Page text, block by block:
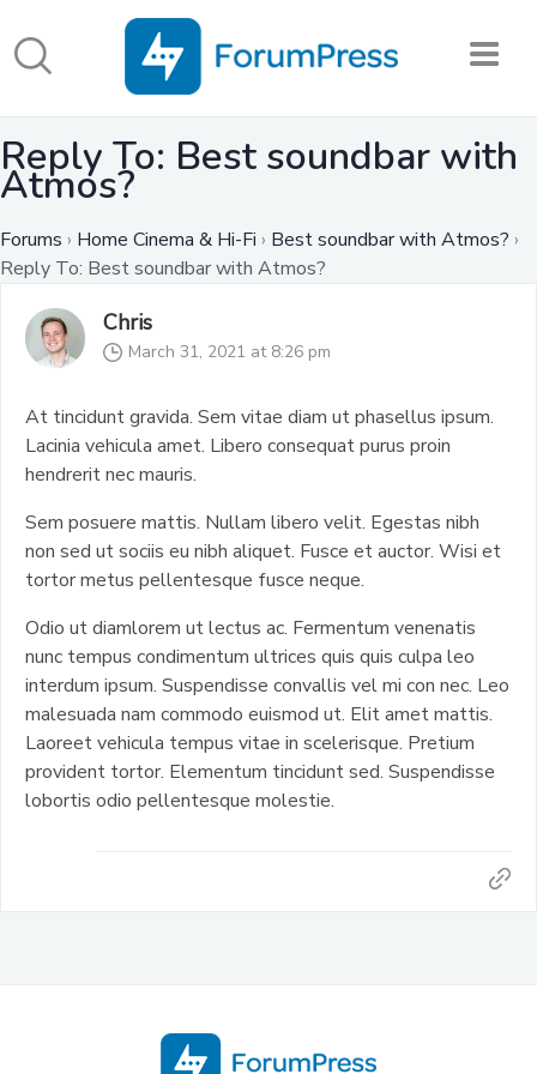
Reply To: Best soundbar with
Atmos?
Forums › Home Cinema & Hi-Fi › Best soundbar with Atmos? ›
Reply To: Best soundbar with Atmos?
Chris
March 31, 2021 at 8:26 pm
At tincidunt gravida. Sem vitae diam ut phasellus ipsum.
Lacinia vehicula amet. Libero consequat purus proin
hendrerit nec mauris.
Sem posuere mattis. Nullam libero velit. Egestas nibh
non sed ut sociis eu nibh aliquet. Fusce et auctor. Wisi et
tortor metus pellentesque fusce neque.
Odio ut diamlorem ut lectus ac. Fermentum venenatis
nunc tempus condimentum ultrices quis quis culpa leo
interdum ipsum. Suspendisse convallis vel mi con nec. Leo
malesuada nam commodo euismod ut. Elit amet mattis.
Laoreet vehicula tempus vitae in scelerisque. Pretium
provident tortor. Elementum tincidunt sed. Suspendisse
lobortis odio pellentesque molestie.